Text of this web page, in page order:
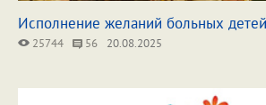
Исполнение желаний больных детей
25744 56 20.08.2025